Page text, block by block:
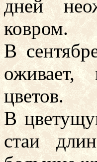
дней
ковром.
В
оживает,
цветов.
В
стаи